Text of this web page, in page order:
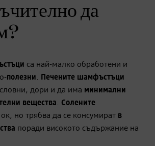
да
са най-малко обработени и
полезни. Печените шамфъстъци
дори и да има минимални
вещества. Солените
ок, но трябва да се консумират в
поради високото съдържание на